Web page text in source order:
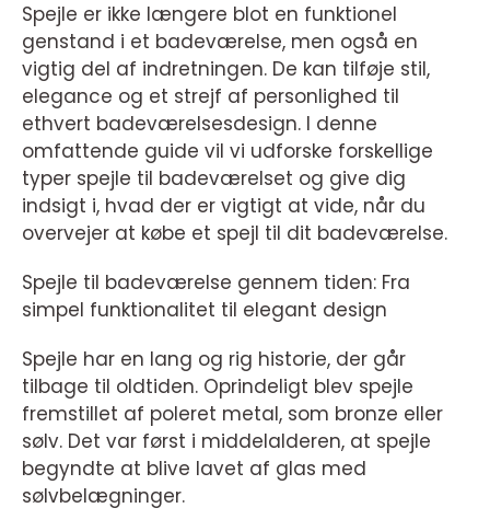
Spejle er ikke længere blot en funktionel
genstand i et badeværelse, men også en
vigtig del af indretningen. De kan tilføje stil,
elegance og et strejf af personlighed til
ethvert badeværelsesdesign. I denne
omfattende guide vil vi udforske forskellige
typer spejle til badeværelset og give dig
indsigt i, hvad der er vigtigt at vide, når du
overvejer at købe et spejl til dit badeværelse.
Spejle til badeværelse gennem tiden: Fra
simpel funktionalitet til elegant design
Spejle har en lang og rig historie, der går
tilbage til oldtiden. Oprindeligt blev spejle
fremstillet af poleret metal, som bronze eller
sølv. Det var først i middelalderen, at spejle
begyndte at blive lavet af glas med
sølvbelægninger.